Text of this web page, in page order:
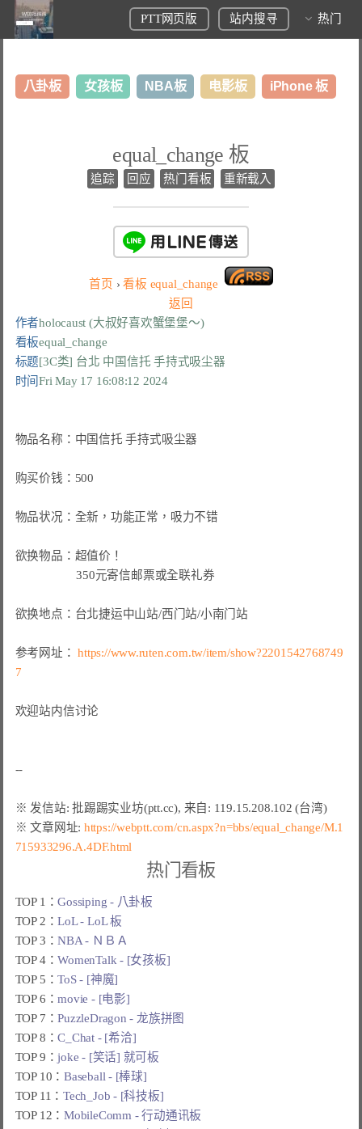
PTT网页版 站内搜寻 热门
八卦板 女孩板 NBA板 电影板 iPhone 板
equal_change 板
追踪 回应 热门看板 重新载入
首页 › 看板 equal_change
返回
作者holocaust (大叔好喜欢蟹堡堡～)
看板equal_change
标题[3C类] 台北 中国信托 手持式吸尘器
时间Fri May 17 16:08:12 2024
物品名称：中国信托 手持式吸尘器
购买价钱：500
物品状况：全新，功能正常，吸力不错
欲换物品：超值价！
                    350元寄信邮票或全联礼券
欲换地点：台北捷运中山站/西门站/小南门站
参考网址： https://www.ruten.com.tw/item/show?2201542768749
7
欢迎站内信讨论
※ 发信站: 批踢踢实业坊(ptt.cc), 来自: 119.15.208.102 (台湾)
※ 文章网址: https://webptt.com/cn.aspx?n=bbs/equal_change/M.1
715933296.A.4DF.html
热门看板
TOP 1：Gossiping - 八卦板
TOP 2：LoL - LoL 板
TOP 3：NBA - ＮＢＡ
TOP 4：WomenTalk - [女孩板]
TOP 5：ToS - [神魔]
TOP 6：movie - [电影]
TOP 7：PuzzleDragon - 龙族拼图
TOP 8：C_Chat - [希洽]
TOP 9：joke - [笑话] 就可板
TOP 10：Baseball - [棒球]
TOP 11：Tech_Job - [科技板]
TOP 12：MobileComm - 行动通讯板